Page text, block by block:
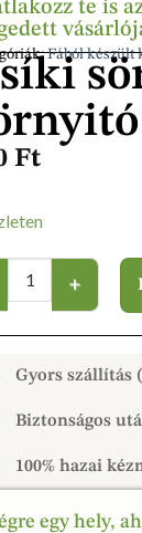
te is
Fából készült
Ft
Gyors szállítás
Biztonságos
100% hazai
egy hely,